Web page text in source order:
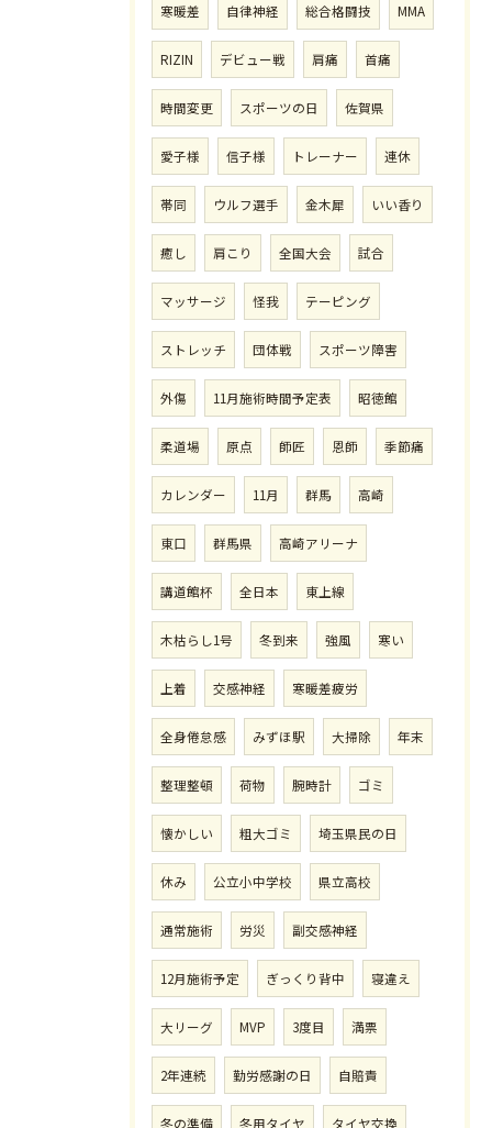
寒暖差 自律神経 総合格闘技 MMA
RIZIN デビュー戦 肩痛 首痛
時間変更 スポーツの日 佐賀県
愛子様 信子様 トレーナー 連休
帯同 ウルフ選手 金木犀 いい香り
癒し 肩こり 全国大会 試合
マッサージ 怪我 テーピング
ストレッチ 団体戦 スポーツ障害
外傷 11月施術時間予定表 昭徳館
柔道場 原点 師匠 恩師 季節痛
カレンダー 11月 群馬 高崎
東口 群馬県 高崎アリーナ
講道館杯 全日本 東上線
木枯らし1号 冬到来 強風 寒い
上着 交感神経 寒暖差疲労
全身倦怠感 みずほ駅 大掃除 年末
整理整頓 荷物 腕時計 ゴミ
懐かしい 粗大ゴミ 埼玉県民の日
休み 公立小中学校 県立高校
通常施術 労災 副交感神経
12月施術予定 ぎっくり背中 寝違え
大リーグ MVP 3度目 満票
2年連続 勤労感謝の日 自賠責
冬の準備 冬用タイヤ タイヤ交換